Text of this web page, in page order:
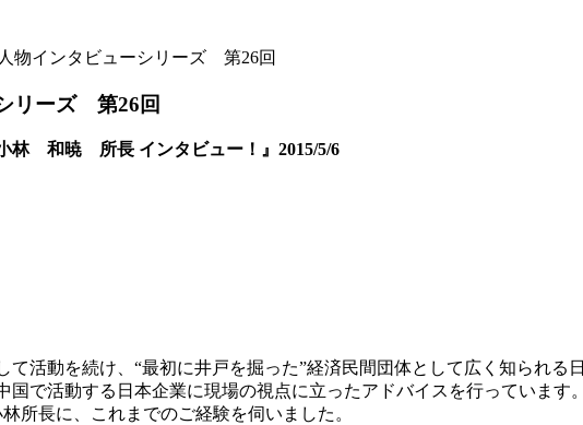
物インタビューシリーズ 第26回
リーズ 第26回
和暁 所長 インタビュー！』2015/5/6
活動を続け、“最初に井戸を掘った”経済民間団体として広く知られる日
で活動する日本企業に現場の視点に立ったアドバイスを行っています。
所長に、これまでのご経験を伺いました。